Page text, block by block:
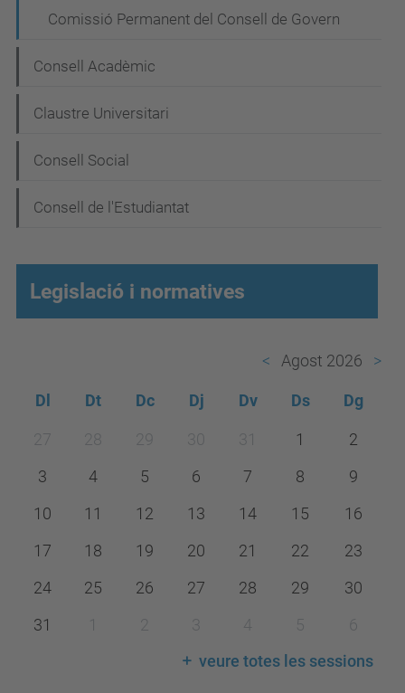
e
a
c
ó
Comissió Permanent del Consell de Govern
Consell Acadèmic
Claustre Universitari
Consell Social
Consell de l'Estudiantat
Legislació i normatives
Agost 2026
Dl Dt Dc Dj Dv Ds Dg
27 28 29 30 31 1
2
3
4 5 6 7 8
9
10
11 12 13 14 15
16
17
18 19 20 21 22
23
24
25 26 27 28 29
30
31
1 2 3 4 5
6
veure totes les sessions